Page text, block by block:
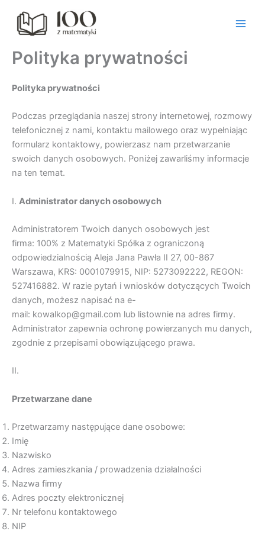
treści
Polityka prywatności
Polityka prywatności
Podczas przeglądania naszej strony internetowej, rozmowy
telefonicznej z nami, kontaktu mailowego oraz wypełniając
formularz kontaktowy, powierzasz nam przetwarzanie
swoich danych osobowych. Poniżej zawarliśmy informacje
na ten temat.
I. Administrator danych osobowych
Administratorem Twoich danych osobowych jest
firma: 100% z Matematyki Spółka z ograniczoną
odpowiedzialnością Aleja Jana Pawła II 27, 00-867
Warszawa, KRS: 0001079915, NIP: 5273092222, REGON:
527416882. W razie pytań i wniosków dotyczących Twoich
danych, możesz napisać na e-
mail: kowalkop@gmail.com lub listownie na adres firmy.
Administrator zapewnia ochronę powierzanych mu danych,
zgodnie z przepisami obowiązującego prawa.
II.
Przetwarzane dane
Przetwarzamy następujące dane osobowe:
Imię
Nazwisko
Adres zamieszkania / prowadzenia działalności
Nazwa firmy
Adres poczty elektronicznej
Nr telefonu kontaktowego
NIP